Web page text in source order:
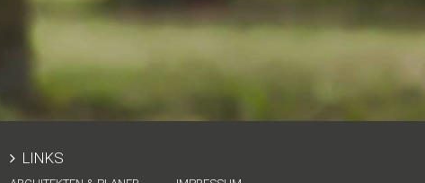
LINKS